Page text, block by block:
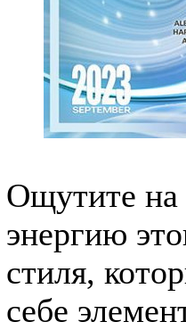
Ощутите
энергию
стиля,
себе